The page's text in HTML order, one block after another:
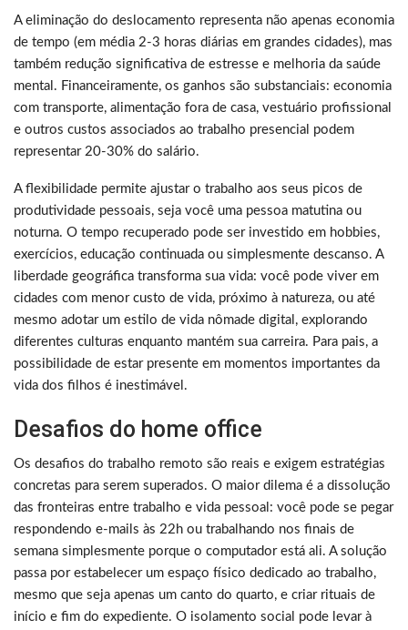
A eliminação do deslocamento representa não apenas economia
de tempo (em média 2-3 horas diárias em grandes cidades), mas
também redução significativa de estresse e melhoria da saúde
mental. Financeiramente, os ganhos são substanciais: economia
com transporte, alimentação fora de casa, vestuário profissional
e outros custos associados ao trabalho presencial podem
representar 20-30% do salário.
A flexibilidade permite ajustar o trabalho aos seus picos de
produtividade pessoais, seja você uma pessoa matutina ou
noturna. O tempo recuperado pode ser investido em hobbies,
exercícios, educação continuada ou simplesmente descanso. A
liberdade geográfica transforma sua vida: você pode viver em
cidades com menor custo de vida, próximo à natureza, ou até
mesmo adotar um estilo de vida nômade digital, explorando
diferentes culturas enquanto mantém sua carreira. Para pais, a
possibilidade de estar presente em momentos importantes da
vida dos filhos é inestimável.
Desafios do home office
Os desafios do trabalho remoto são reais e exigem estratégias
concretas para serem superados. O maior dilema é a dissolução
das fronteiras entre trabalho e vida pessoal: você pode se pegar
respondendo e-mails às 22h ou trabalhando nos finais de
semana simplesmente porque o computador está ali. A solução
passa por estabelecer um espaço físico dedicado ao trabalho,
mesmo que seja apenas um canto do quarto, e criar rituais de
início e fim do expediente. O isolamento social pode levar à